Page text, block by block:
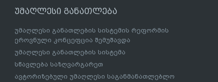
უმაღლესი განათლება
უმაღლესი განათლების სისტემის რეფორმის
ეროვნული კონცეფცია შემუშავდა
უმაღლესი განათლების სისტემა
სწავლება საზღვარგარეთ
ავტორიზებული უმაღლესი საგანმანათლებლო